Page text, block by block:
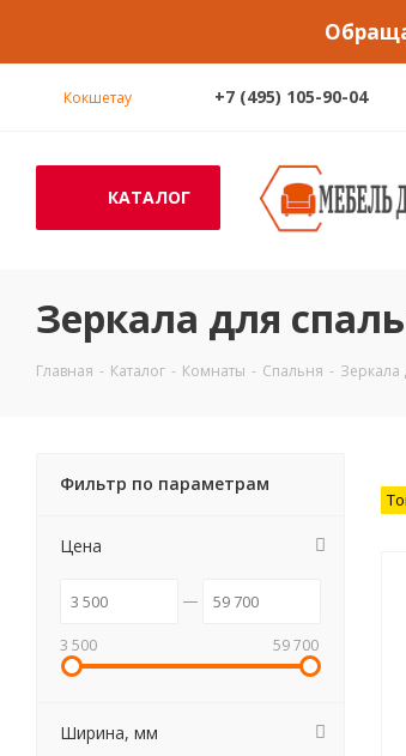
Кокшетау +7 (495) 105-90-04
КАТАЛОГ
Зеркала для
Главная - Каталог - Комнаты - Спальня - Зеркала
Фильтр по параметрам
Цена
3 500 59 700
Ширина, мм